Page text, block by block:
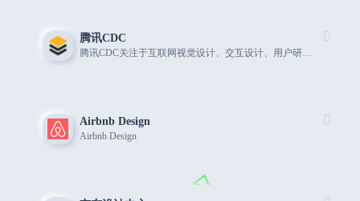
腾讯CDC
Airbnb Design
Airbnb Design